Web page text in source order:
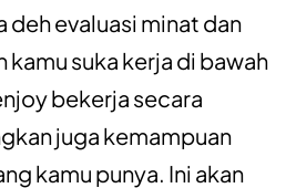
evaluasi minat dan
kamu suka kerja di bawah
bekerja secara
juga kemampuan
kamu punya. Ini akan